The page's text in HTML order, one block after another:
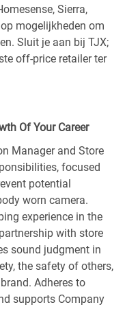
Sierra,
mogelijkheden om
Sluit je aan bij TJX;
off-price retailer ter
Of Your Career
Manager and Store
focused
potential
worn camera.
experience in the
with store
sound judgment in
the safety of others,
Adheres to
supports Company